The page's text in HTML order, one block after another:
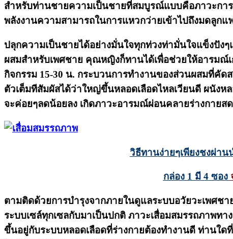
สำหรับท่านชายความเป็นชายที่สมบูรณ์แบบคือภาวะกา
พลังงานความสามารถในการแหวกว่ายเข้าไปถึงมดลูก
ปลุกความเป็นชายได้อย่างมั่นใจทุกท่วงท่ามั่นใจแข็งปั
ผสมสำหรับเพศชาย คุณหญิงก็ทานได้เพื่อช่วยให้อารมณ์
กิจกรรม 15-30 น. กระบวนการทำงานของส่วนผสมที่คั
ตัวเต็มทีสัมผัสได้ว่าใหญ่ขึ้นหลอดเลือดไหลเวียนดี ผนังห
จะค่อยๆลดน้อยลง เกิดภาวะอารมณ์ผ่อนคลายร่างกาย
วิธีทานง่ายๆเพียงชงผ่า
กล่อง 1 มี 4 ซอง
ตามติดด้วยการบำรุงจากภายในดูแลระบบอวัยวะเพศช
ระบบเซล์ทุกเซลกับมาเป็นปกติ ภาวะเสื่อมสมรรถภาพท
ขึ้นอยู่กับระบบหลอดเลือดที่ร่างกายต้องทำงานดี ท่านใ